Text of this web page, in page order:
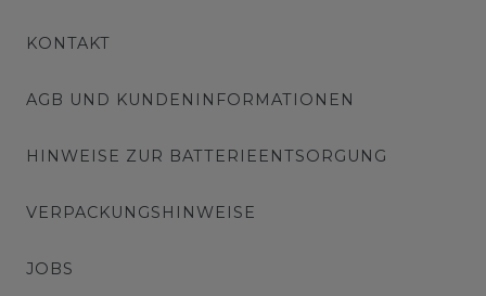
KONTAKT
AGB UND KUNDENINFORMATIONEN
HINWEISE ZUR BATTERIEENTSORGUNG
VERPACKUNGSHINWEISE
JOBS